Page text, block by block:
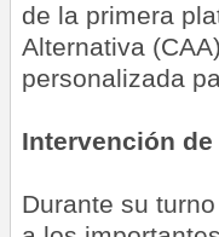
de la primera
Alternativa
personalizada
Intervención
Durante su